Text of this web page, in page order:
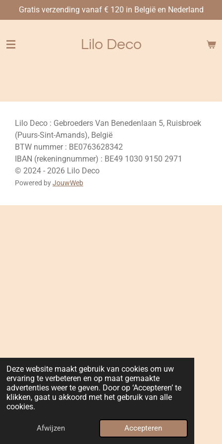
Deze website maakt gebruik van cookies om uw
ervaring te verbeteren en op maat gemaakte
advertenties weer te geven. Door op ‘Accepteren’ te
klikken, gaat u akkoord met het gebruik van alle
cookies.
Afwijzen Accepteren
direct
de
Gratis verzending vanaf € 120 in België en Nederland
Lilo Deco
Lilo Deco : Gebroeders Van Benedenlaan 5, Ruisbroek
(Puurs-Sint-Amands), België
BTW nummer : BE0763628342
IBAN (rekeningnummer) : BE49 1030 9150 2971
© 2024 - 2026 Lilo Deco
Powered byJouwWeb